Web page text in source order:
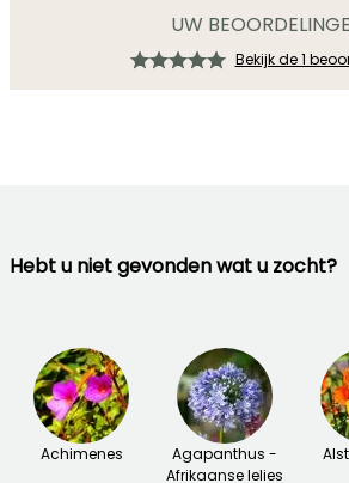
UW
Bekijk de 1
Hebt u niet gevonden wat u zocht?
Achimenes
Agapanthus -
Afrikaanse lelies